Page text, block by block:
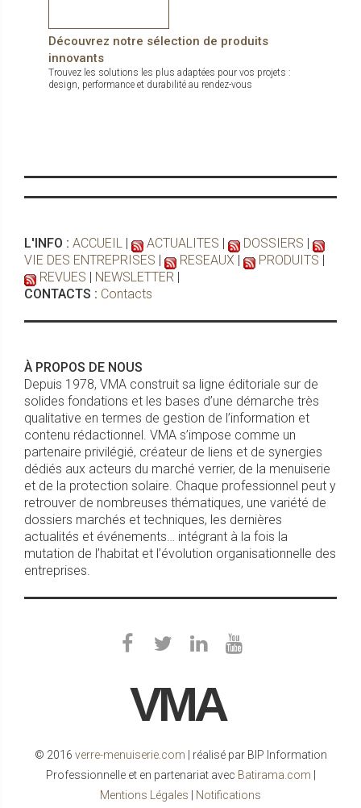
Découvrez notre sélection de produits
innovants
Trouvez les solutions les plus adaptées pour vos projets :
design, performance et durabilité au rendez-vous
L'INFO : ACCUEIL ACTUALITES DOSSIERS
VIE DES ENTREPRISES
RESEAUX PRODUITS
REVUES
NEWSLETTER
CONTACTS : Contacts
À PROPOS DE NOUS
Depuis 1978, VMA construit sa ligne éditoriale sur de
solides fondations et les bases d’une démarche très
qualitative en termes de gestion de l’information et
contenu rédactionnel. VMA s’impose comme un
partenaire privilégié, créateur de liens et de synergies
dédiés aux acteurs du marché verrier, de la menuiserie
et de la protection solaire. Chaque professionnel peut y
retrouver de nombreuses thématiques, une variété de
dossiers marchés et techniques, les dernières
actualités et événements… intégrant à la fois la
mutation de l’habitat et l’évolution organisationnelle des
entreprises.
VMA
© 2016 verre-menuiserie.com | réalisé par BIP Information
Professionnelle et en partenariat avec Batirama.com
Mentions Légales
Notifications